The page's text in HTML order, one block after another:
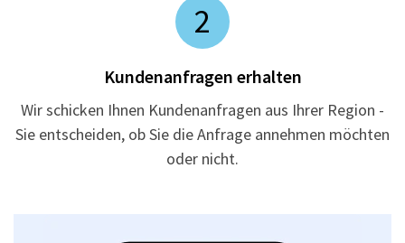
2
Kundenanfragen erhalten
Wir schicken Ihnen Kundenanfragen aus Ihrer Region -
Sie entscheiden, ob Sie die Anfrage annehmen möchten
oder nicht.